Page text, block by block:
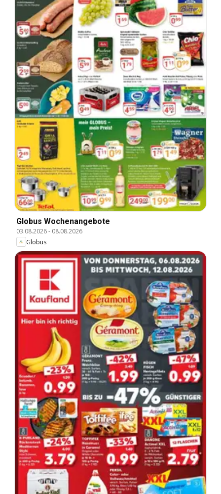
Globus Wochenangebote
03.08.2026- 08.08.2026
Globus